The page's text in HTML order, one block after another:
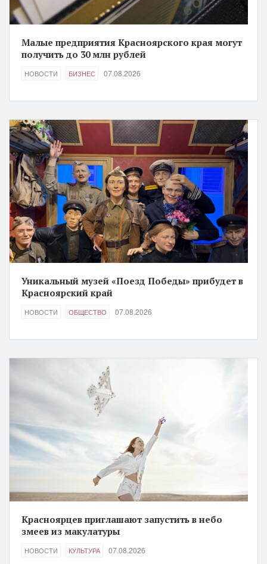
Малые предприятия Красноярского края могут
получить до 30 млн рублей
НОВОСТИ БИЗНЕС 07.08.2026
Уникальный музей «Поезд Победы» прибудет в
Красноярский край
НОВОСТИ ОБЩЕСТВО 07.08.2026
Красноярцев приглашают запустить в небо
змеев из макулатуры
НОВОСТИ КУЛЬТУРА 07.08.2026